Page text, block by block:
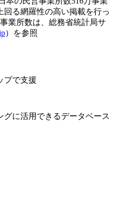
回る網羅性の高い掲載を行っ
業所数は、総務省統計局サ
）を参照
プで支援
に活用できるデータベース